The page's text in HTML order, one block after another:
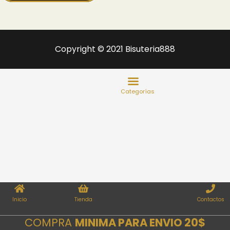
Copyright © 2021 Bisuteria888
Inicio Tienda Contactos
COMPRA MINIMA PARA ENVIO 20$